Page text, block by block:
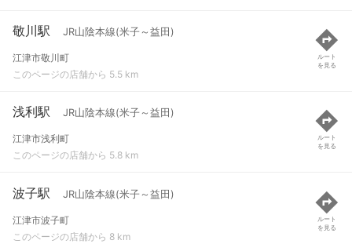
敬川駅 JR山陰本線(米子～益田)
江津市敬川町
このページの店舗から 5.5 km
ルート
を見る
浅利駅 JR山陰本線(米子～益田)
江津市浅利町
このページの店舗から 5.8 km
ルート
を見る
波子駅 JR山陰本線(米子～益田)
江津市波子町
このページの店舗から 8 km
ルート
を見る